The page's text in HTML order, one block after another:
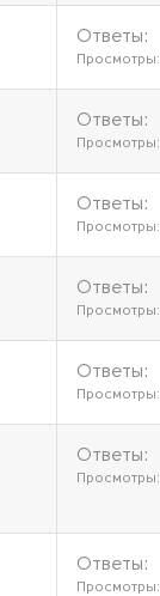
Ответы
Просмотры
Ответы
Просмотры
Ответы
Просмотры
Ответы
Просмотры
Ответы
Просмотры
Ответы
Просмотры
Ответы
Просмотры